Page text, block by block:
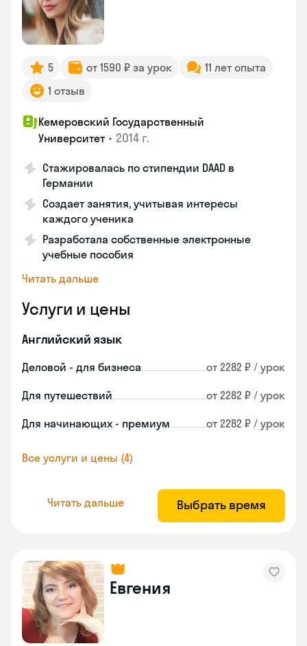
5 от 1590 ₽ за урок
11 лет опыта
1 отзыв
Кемеровский Государственный
Университет • 2014 г.
Стажировалась по стипендии DAAD в
Германии
Создает занятия, учитывая интересы
каждого ученика
Разработала собственные электронные
учебные пособия
Читать дальше
Услуги и цены
Английский язык
Деловой - для бизнеса от 2282 ₽ / урок
Для путешествий от 2282 ₽ / урок
Для начинающих - премиум от 2282 ₽ / урок
Все услуги и цены (4)
Читать дальше Выбрать время
Евгения